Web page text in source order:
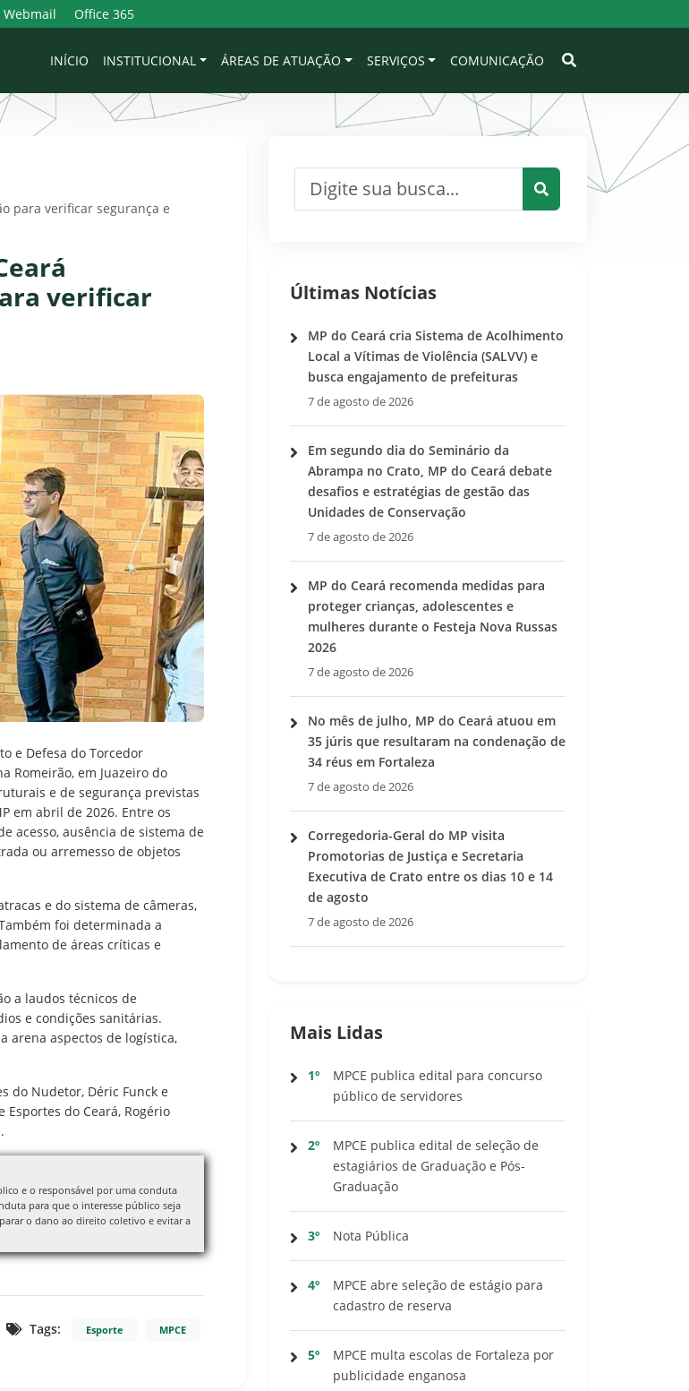
Webmail Office 365
INÍCIO INSTITUCIONAL ÁREAS DE ATUAÇÃO SERVIÇOS COMUNICAÇÃO
para verificar segurança e
verificar
e Defesa do Torcedor
Romeirão, em Juazeiro do
e de segurança previstas
em abril de 2026. Entre os
acesso, ausência de sistema de
ou arremesso de objetos
e do sistema de câmeras,
foi determinada a
de áreas críticas e
a laudos técnicos de
e condições sanitárias.
arena aspectos de logística,
do Nudetor, Déric Funck e
do Ceará, Rogério
e o responsável por uma conduta
para que o interesse público seja
o dano ao direito coletivo e evitar a
Tags: Esporte MPCE
Pesquisar
Últimas Notícias
MP do Ceará cria Sistema de Acolhimento
Local a Vítimas de Violência (SALVV) e
busca engajamento de prefeituras
7 de agosto de 2026
Em segundo dia do Seminário da
Abrampa no Crato, MP do Ceará debate
desafios e estratégias de gestão das
Unidades de Conservação
7 de agosto de 2026
MP do Ceará recomenda medidas para
proteger crianças, adolescentes e
mulheres durante o Festeja Nova Russas
2026
7 de agosto de 2026
No mês de julho, MP do Ceará atuou em
35 júris que resultaram na condenação de
34 réus em Fortaleza
7 de agosto de 2026
Corregedoria-Geral do MP visita
Promotorias de Justiça e Secretaria
Executiva de Crato entre os dias 10 e 14
de agosto
7 de agosto de 2026
Mais Lidas
1º
MPCE publica edital para concurso
público de servidores
2º
MPCE publica edital de seleção de
estagiários de Graduação e Pós-
Graduação
3º Nota Pública
4º
MPCE abre seleção de estágio para
cadastro de reserva
5º
MPCE multa escolas de Fortaleza por
publicidade enganosa